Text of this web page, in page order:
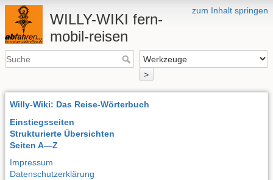
zum Inhalt springen
WILLY-WIKI fern-
mobil-reisen
>
Willy-Wiki: Das Reise-Wörterbuch
Einstiegsseiten
Strukturierte Übersichten
Seiten A—Z
Impressum
Datenschutzerklärung